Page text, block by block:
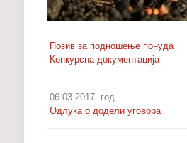
Позив за подношење понуда
Конкурсна документација
06.03.2017. год.
Одлука о додели уговора